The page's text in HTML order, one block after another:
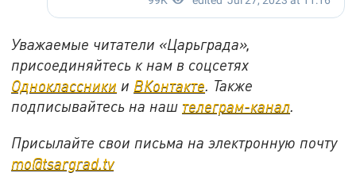
Уважаемые читатели «Царьграда»,
присоединяйтесь к нам в соцсетях
Одноклассники и ВКонтакте. Также
подписывайтесь на наш телеграм-канал.
Присылайте свои письма на электронную почту
mo@tsargrad.tv